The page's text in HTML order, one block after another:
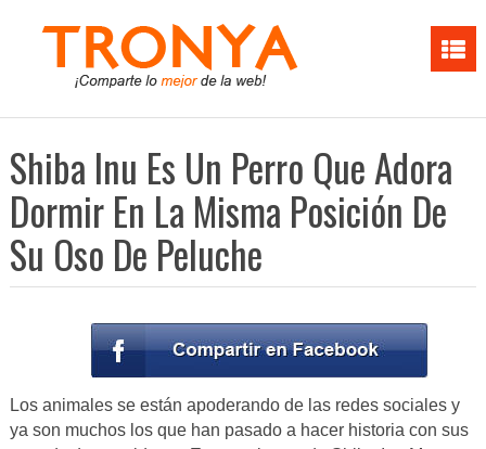
Shiba Inu Es Un Perro Que Adora
Dormir En La Misma Posición De
Su Oso De Peluche
Los animales se están apoderando de las redes sociales y
ya son muchos los que han pasado a hacer historia con sus